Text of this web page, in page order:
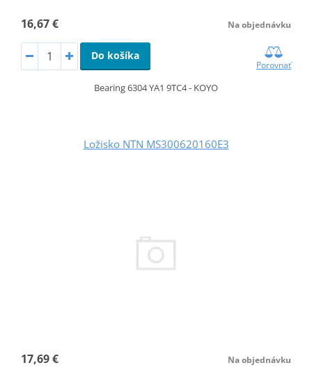
16,67 € Na objednávku
Do košíka
Porovnať
Bearing 6304 YA1 9TC4 - KOYO
Ložisko NTN MS300620160E3
17,69 € Na objednávku